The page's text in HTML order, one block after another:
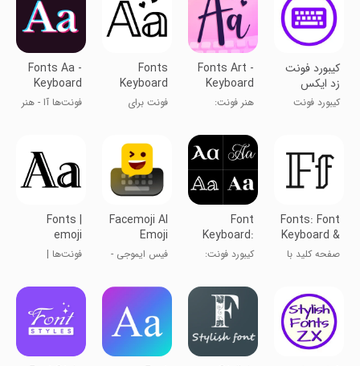
کیبورد فونت
زد ایکس
پلاس
کیبورد فونت
Fonts Art -
Keyboard
Fonts
هنر فونت:
برای کیبورد
Fonts
Keyboard
فونت برای
Fonts Aa -
Keyboard
Fonts Art
فونت‌ها آا - هنر
Fonts: Font
Keyboard &
Emojis
صفحه کلید با
Font
Keyboard:
Text
Fonts+
کیبورد فونت:
متنی+
Facemoji AI
Emoji
Keyboard
فیس ایموجی -
شکلک‌دار
Fonts |
emoji
keyboard
fonts
فونت‌ها |
کیبورد اموجی